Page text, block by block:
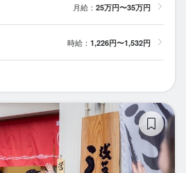
月給： 25万円〜35万円
時給： 1,226円〜1,532円